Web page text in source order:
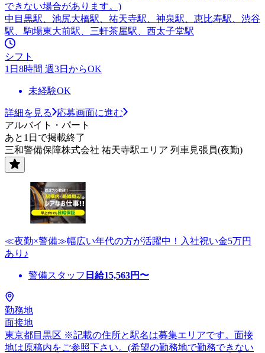
できない場合があります。)
中目黒駅、池尻大橋駅、祐天寺駅、神泉駅、恵比寿駅、渋谷
駅、駒場東大前駅、三軒茶屋駅、西太子堂駅
シフト
1日8時間 週3日からOK
未経験OK
詳細を見る
応募画面に進む
アルバイト・パート
あと1日で掲載終了
三和警備保障株式会社 祐天寺駅エリア 列車見張員(夜勤)
≪夜勤×警備≫幅広い年代の方が活躍中！入社祝い金5万円
あり♪
警備スタッフ 日給15,563円〜
勤務地
面接地
東京都目黒区 ※記載の住所と駅名は募集エリアです。面接
地は原稿内をご参照下さい。(希望の勤務地で勤務できない